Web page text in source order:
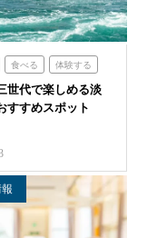
食べる 体験する
ティスマイル
ーラ
世代で楽しめる淡
すすめスポット